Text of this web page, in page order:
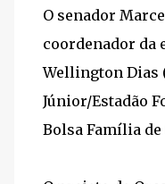
O senador
coordenador da
Wellington Dias
Júnior/Estadão
Bolsa Família de